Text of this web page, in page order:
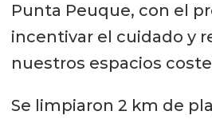
Punta Peuque, con el
incentivar el cuidado y
nuestros espacios
Se limpiaron 2 km de